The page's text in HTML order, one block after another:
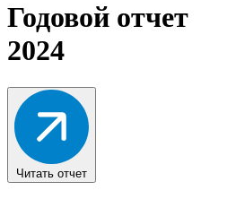
Годовой отчет
2024
Читать отчет